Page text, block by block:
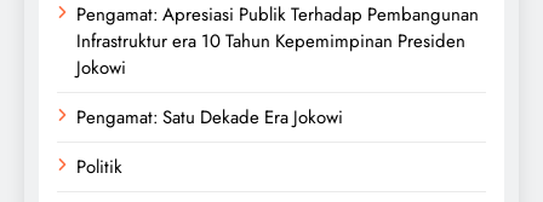
Pengamat: Apresiasi Publik Terhadap Pembangunan
Infrastruktur era 10 Tahun Kepemimpinan Presiden
Jokowi
Pengamat: Satu Dekade Era Jokowi
Politik